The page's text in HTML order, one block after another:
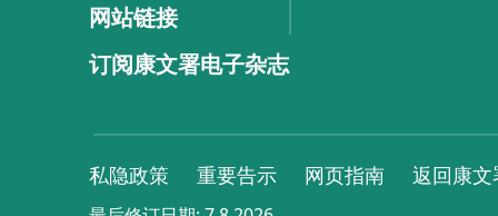
网站链接
订阅康文署电子杂志
私隐政策 重要告示 网页指南 返回康文